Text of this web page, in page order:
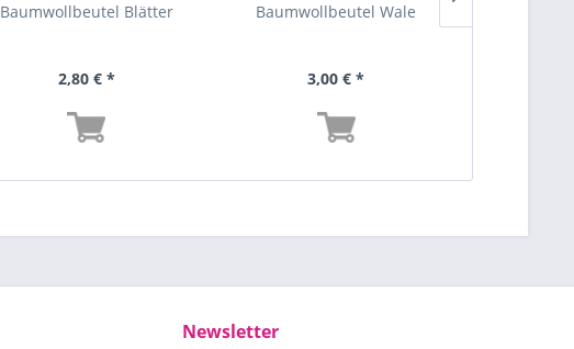
Baumwollbeutel Blätter
2,80 € *
Baumwollbeutel Wale
3,00 € *
Newsletter